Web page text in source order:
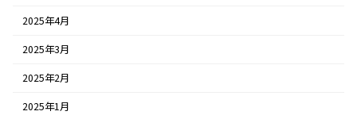
2025年4月
2025年3月
2025年2月
2025年1月